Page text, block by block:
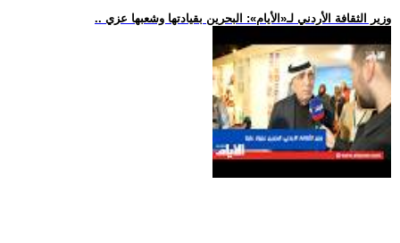
.. وزير الثقافة الأردني لـ«الأيام»: البحرين بقيادتها وشعبها عزي